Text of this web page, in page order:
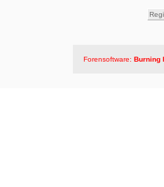
Forensoftware: Burning